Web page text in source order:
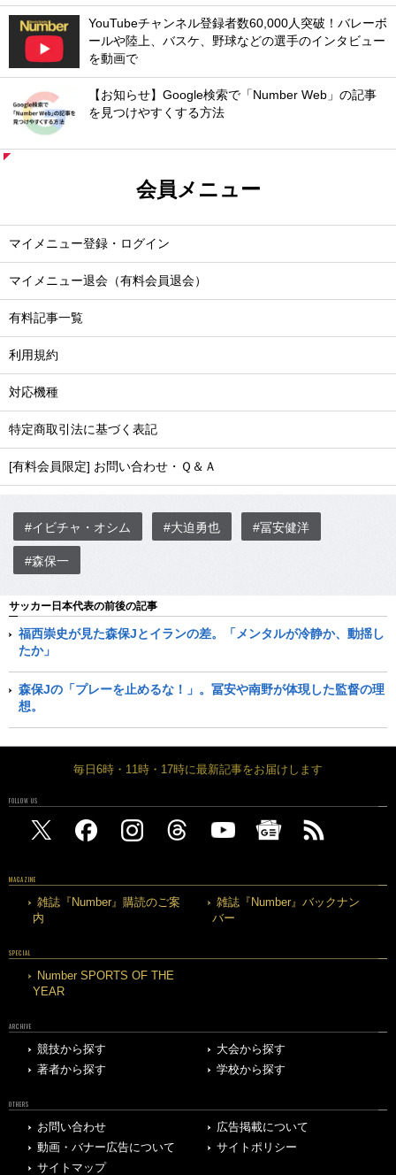
YouTubeチャンネル登録者数60,000人突破！バレーボ
ールや陸上、バスケ、野球などの選手のインタビュー
を動画で
【お知らせ】Google検索で「Number Web」の記事
を見つけやすくする方法
会員メニュー
マイメニュー登録・ログイン
マイメニュー退会（有料会員退会）
有料記事一覧
利用規約
対応機種
特定商取引法に基づく表記
[有料会員限定] お問い合わせ・Ｑ＆Ａ
#イビチャ・オシム #大迫勇也 #冨安健洋
#森保一
サッカー日本代表の前後の記事
福西崇史が見た森保Jとイランの差。「メンタルが冷静か、動揺し
たか」
森保Jの「プレーを止めるな！」。冨安や南野が体現した監督の理
想。
毎日6時・11時・17時に最新記事をお届けします
FOLLOW US
MAGAZINE
雑誌『Number』購読のご案
内
雑誌『Number』バックナン
バー
SPECIAL
Number SPORTS OF THE
YEAR
ARCHIVE
競技から探す
大会から探す
著者から探す
学校から探す
OTHERS
お問い合わせ
広告掲載について
動画・バナー広告について
サイトポリシー
サイトマップ